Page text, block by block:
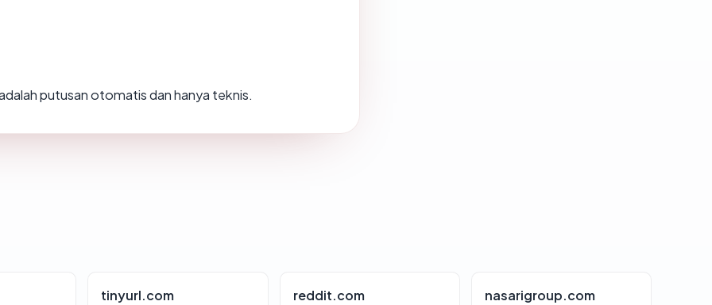
putusan otomatis dan hanya teknis.
tinyurl.com reddit.com nasarigroup.com